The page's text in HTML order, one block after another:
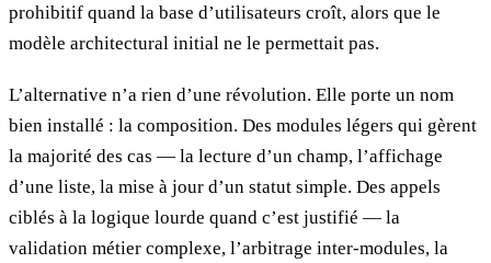
prohibitif quand la base d’utilisateurs croît, alors que le
modèle architectural initial ne le permettait pas.
L’alternative n’a rien d’une révolution. Elle porte un nom
bien installé : la composition. Des modules légers qui gèrent
la majorité des cas — la lecture d’un champ, l’affichage
d’une liste, la mise à jour d’un statut simple. Des appels
ciblés à la logique lourde quand c’est justifié — la
validation métier complexe, l’arbitrage inter-modules, la